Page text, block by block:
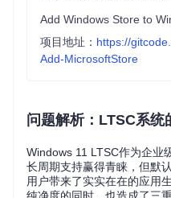
Add Windows Store to
项目地址： https://
Add-MicrosoftStore
问题解析：LTSC系统
Windows 11 LTSC作为企业
长周期支持赢得青睐，但默
用户带来了实实在在的应用